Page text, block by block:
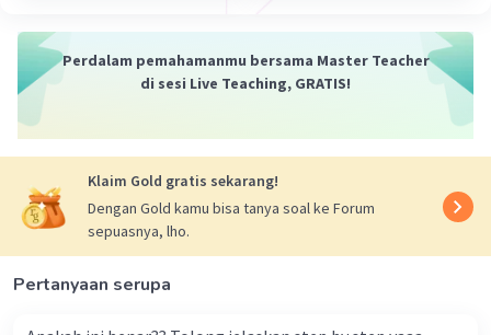
Perdalam pemahamanmu bersama Master Teacher
di sesi Live Teaching, GRATIS!
Klaim Gold gratis sekarang!
Dengan Gold kamu bisa tanya soal ke Forum
sepuasnya, lho.
Pertanyaan serupa